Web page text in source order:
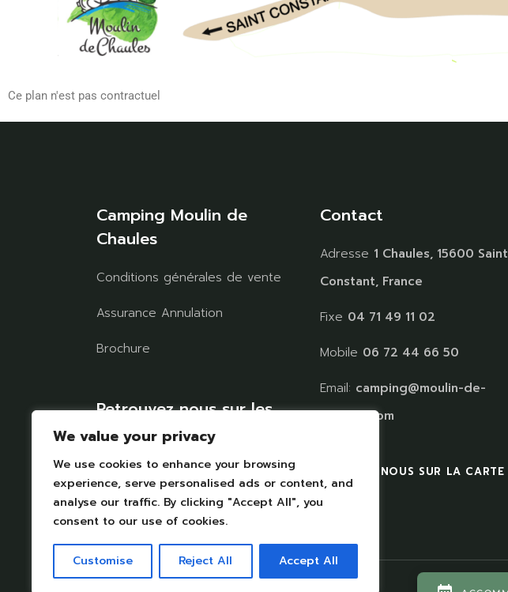
We value your privacy
We use cookies to enhance your browsing
experience, serve personalised ads or content, and
analyse our traffic. By clicking "Accept All", you
consent to our use of cookies.
Customise Reject All Accept All
Ce plan n'est pas contractuel
Camping Moulin de
Chaules
Conditions générales de vente
Assurance Annulation
Brochure
Retrouvez nous sur les
réseaux
Contact
Adresse 1 Chaules, 15600 Saint
Constant, France
Fixe 04 71 49 11 02
Mobile 06 72 44 66 50
Email: camping@moulin-de-
chaules.com
TROUVEZ NOUS SUR LA CARTE
Mentions légales|Protection des données personelles